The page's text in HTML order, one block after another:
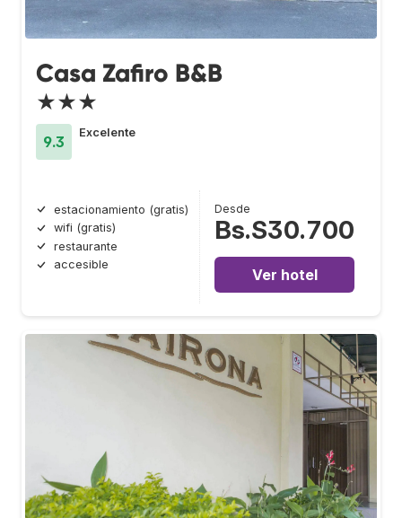
Casa Zafiro B&B
★★★
9.3
Excelente
estacionamiento (gratis)
wifi (gratis)
restaurante
accesible
Desde
Bs.S30.700
Ver hotel